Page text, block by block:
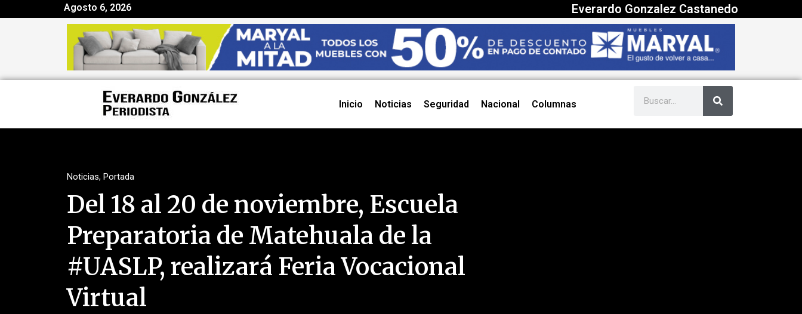
Agosto 6, 2026 Everardo Gonzalez Castanedo
Inicio Noticias Seguridad Nacional Columnas
Noticias, Portada
Del 18 al 20 de noviembre, Escuela
Preparatoria de Matehuala de la
#UASLP, realizará Feria Vocacional
Virtual